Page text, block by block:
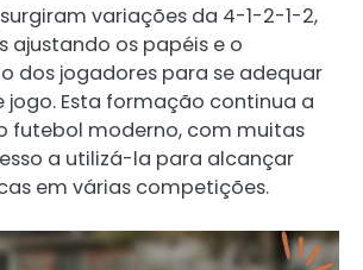
variações da 4-1-2-1-2,
ajustando os papéis e o
dos jogadores para se adequar
jogo. Esta formação continua a
futebol moderno, com muitas
a utilizá-la para alcançar
em várias competições.